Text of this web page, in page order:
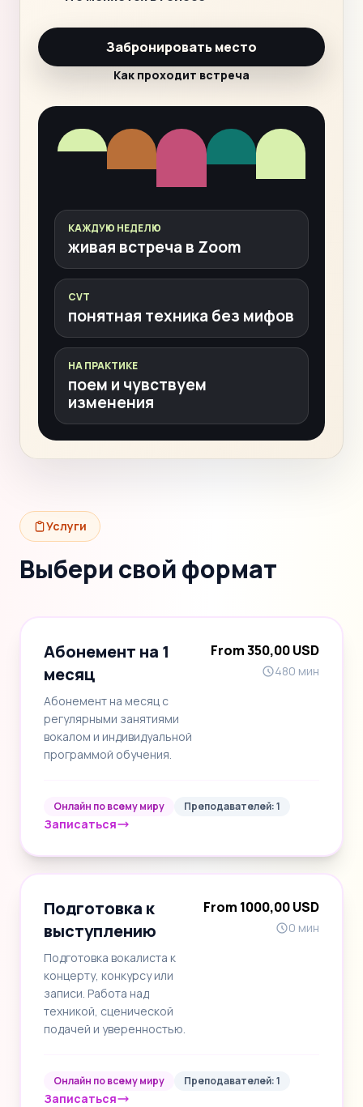
Забронировать место
Как проходит встреча
КАЖДУЮ НЕДЕЛЮ
живая встреча в Zoom
CVT
понятная техника без мифов
НА ПРАКТИКЕ
поем и чувствуем
изменения
Услуги
Выбери свой формат
Абонемент на 1
месяц
Абонемент на месяц с
регулярными занятиями
вокалом и индивидуальной
программой обучения.
From 350,00 USD
480 мин
Онлайн по всему миру Преподавателей: 1
Записаться
Подготовка к
выступлению
Подготовка вокалиста к
концерту, конкурсу или
записи. Работа над
техникой, сценической
подачей и уверенностью.
From 1000,00 USD
0 мин
Онлайн по всему миру Преподавателей: 1
Записаться